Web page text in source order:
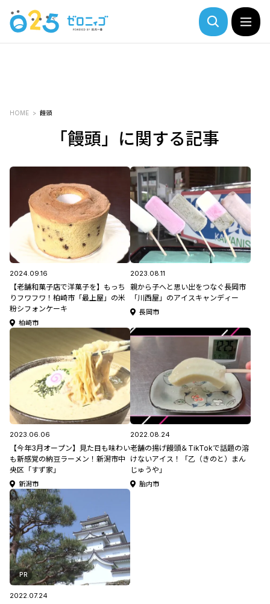
HOME 饅頭
「饅頭」に関する記事
2024.09.16
【老舗和菓子店で洋菓子を】もっち
りフワフワ！柏崎市「最上屋」の米
粉シフォンケーキ
柏崎市
2023.08.11
親から子へと思い出をつなぐ長岡市
「川西屋」のアイスキャンディー
長岡市
2023.06.06
【今年3月オープン】見た目も味わい
も新感覚の納豆ラーメン！新潟市中
央区「すず家」
新潟市
2022.08.24
老舗の揚げ饅頭＆TikTokで話題の溶
けないアイス！「乙（きのと）まん
じゅうや」
胎内市
PR
2022.07.24